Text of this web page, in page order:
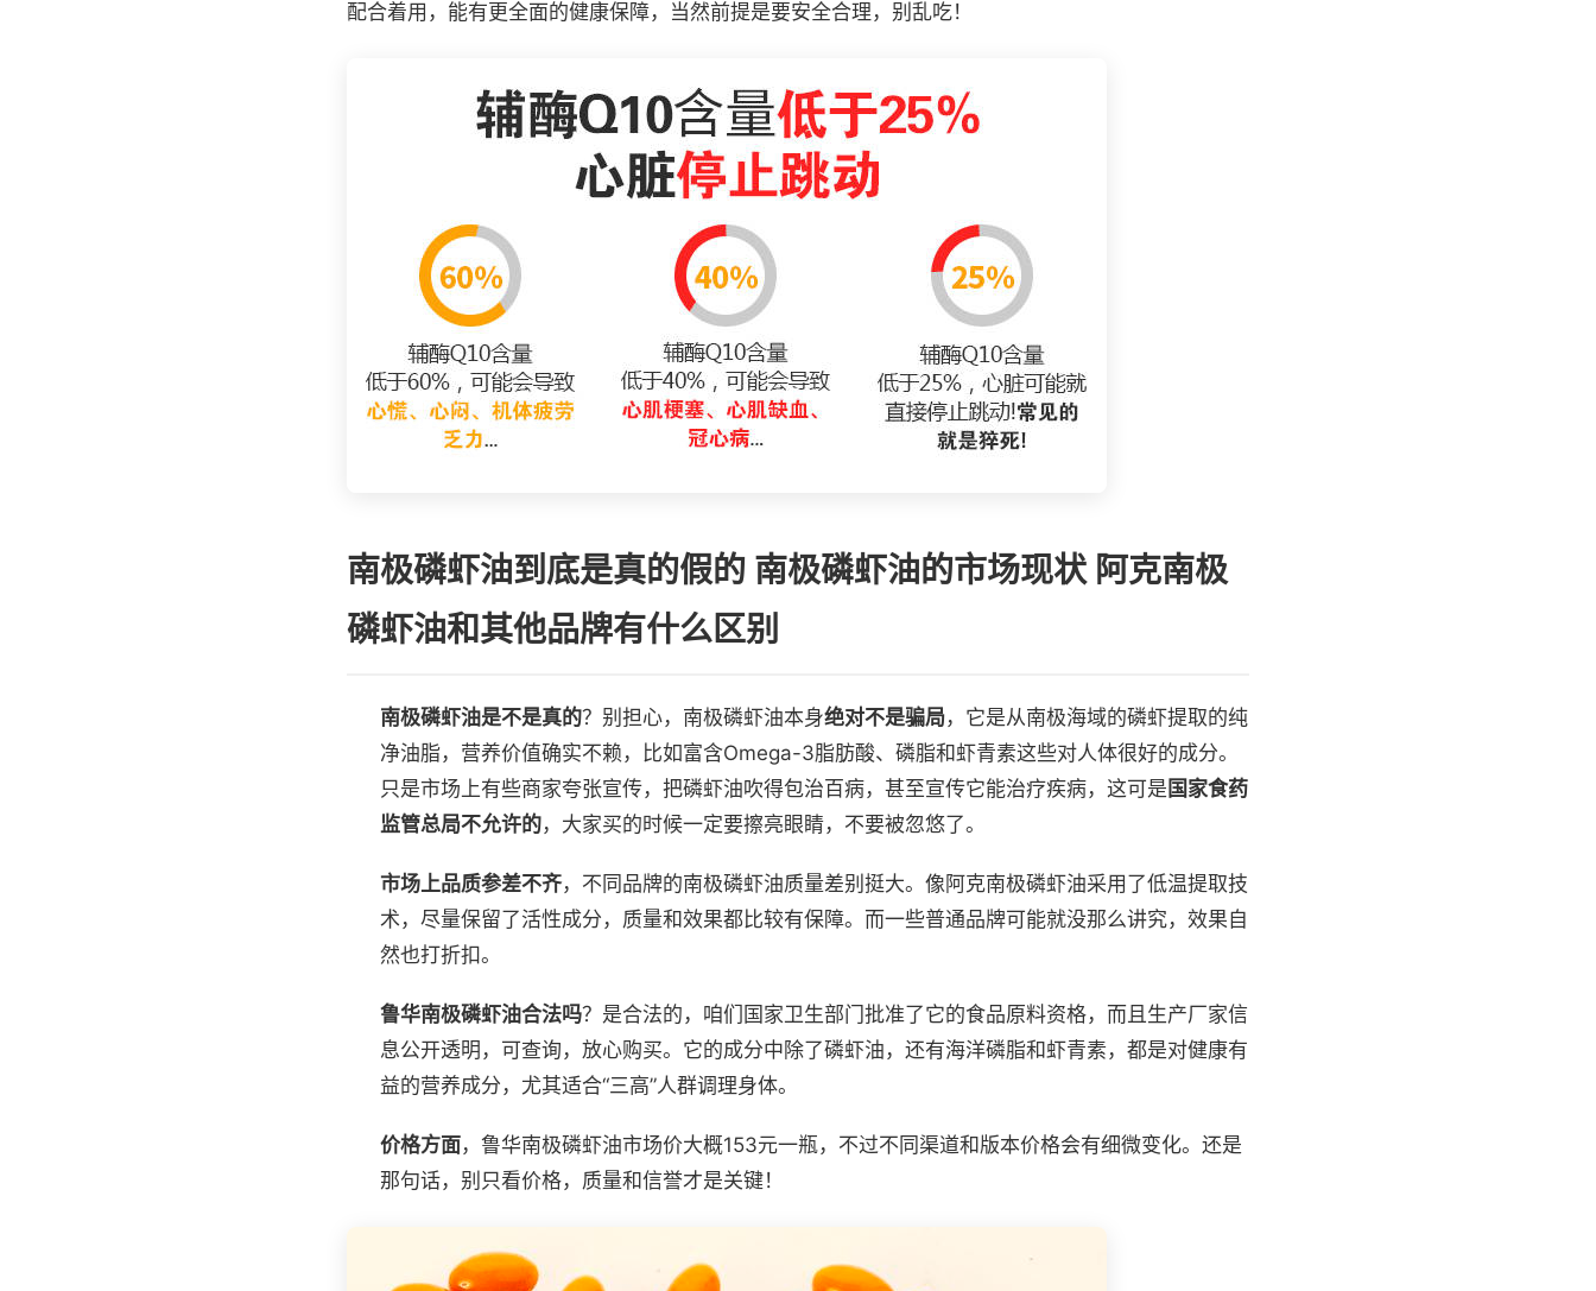
配合着用，能有更全面的健康保障，当然前提是要安全合理，别乱吃！
南极磷虾油到底是真的假的 南极磷虾油的市场现状 阿克南极
磷虾油和其他品牌有什么区别
南极磷虾油是不是真的？别担心，南极磷虾油本身绝对不是骗局，它是从南极海域的磷虾提取的纯
净油脂，营养价值确实不赖，比如富含Omega-3脂肪酸、磷脂和虾青素这些对人体很好的成分。
只是市场上有些商家夸张宣传，把磷虾油吹得包治百病，甚至宣传它能治疗疾病，这可是 国家食药
监管总局不允许的，大家买的时候一定要擦亮眼睛，不要被忽悠了。
市场上品质参差不齐，不同品牌的南极磷虾油质量差别挺大。像阿克南极磷虾油采用了低温提取技
术，尽量保留了活性成分，质量和效果都比较有保障。而一些普通品牌可能就没那么讲究，效果自
然也打折扣。
鲁华南极磷虾油合法吗？是合法的，咱们国家卫生部门批准了它的食品原料资格，而且生产厂家信
息公开透明，可查询，放心购买。它的成分中除了磷虾油，还有海洋磷脂和虾青素，都是对健康有
益的营养成分，尤其适合“三高”人群调理身体。
价格方面，鲁华南极磷虾油市场价大概153元一瓶，不过不同渠道和版本价格会有细微变化。还是
那句话，别只看价格，质量和信誉才是关键！